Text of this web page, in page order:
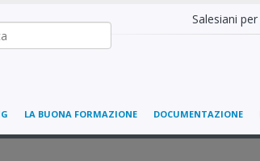
Salesiani
nel sito
LA BUONA FORMAZIONE DOCUMENTAZIONE